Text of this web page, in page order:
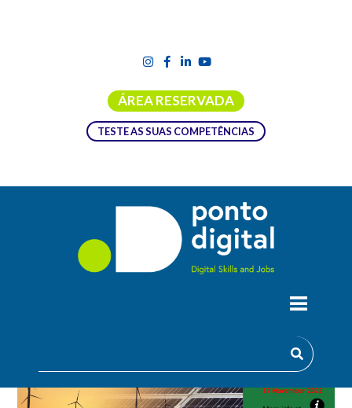
ÁREA RESERVADA
TESTE AS SUAS COMPETÊNCIAS
EUROGIA CALL24